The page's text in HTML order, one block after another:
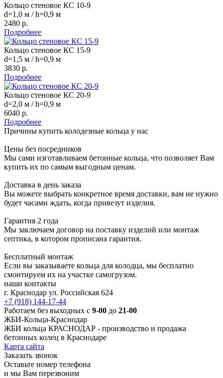
Кольцо стеновое КС 10-9
d=1,0 м / h=0,9 м
2480 р.
Подробнее
Кольцо стеновое КС 15-9
d=1,5 м / h=0,9 м
3830 р.
Подробнее
Кольцо стеновое КС 20-9
d=2,0 м / h=0,9 м
6040 р.
Подробнее
Причины купить колодезные кольца у нас
Цены без посредников
Мы сами изготавливаем бетонные кольца, что позволяет Вам
купить их по самым выгодным ценам.
Доставка в день заказа
Вы можете выбрать конкретное время доставки, вам не нужно
будет часами ждать, когда привезут изделия.
Гарантия 2 года
Мы заключаем договор на поставку изделий или монтаж
септика, в котором прописана гарантия.
Бесплатный монтаж
Если вы заказываете кольца для колодца, мы бесплатно
смонтируем их на участке самогрузом.
наши контакты
г. Краснодар ул. Российская 624
+7 (918) 144-17-44
Работаем без выходных с 9-00 до 21-00
ЖБИ-Кольца-Краснодар
ЖБИ кольца КРАСНОДАР - производство и продажа
бетонных колец в Краснодаре
Карта сайта
Заказать звонок
Оставьте номер телефона
и мы Вам перезвоним